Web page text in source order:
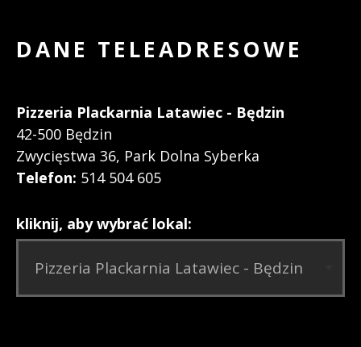
DANE TELEADRESOWE
Pizzeria Plackarnia Latawiec - Będzin
42-500 Będzin
Zwycięstwa 36, Park Dolna Syberka
Telefon: 514 504 605
kliknij, aby wybrać lokal: